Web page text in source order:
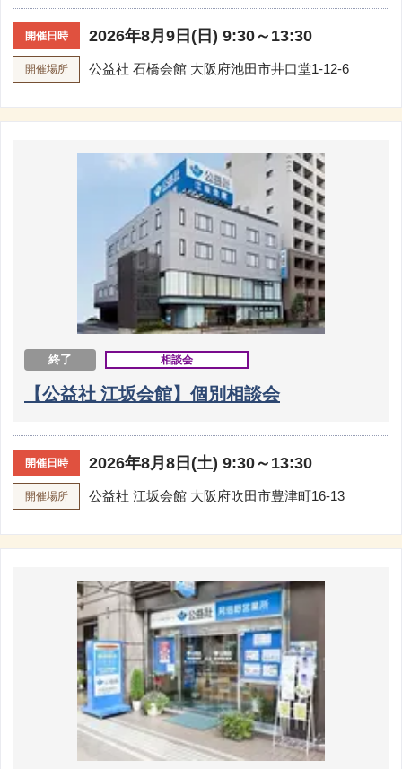
開催日時 2026年8月9日(日) 9:30～13:30
開催場所 公益社 石橋会館 大阪府池田市井口堂1-12-6
終了 相談会
【公益社 江坂会館】個別相談会
開催日時 2026年8月8日(土) 9:30～13:30
開催場所 公益社 江坂会館 大阪府吹田市豊津町16-13